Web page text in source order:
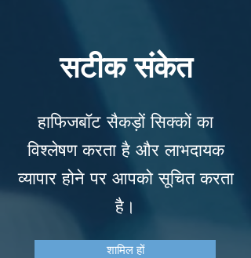
सटीक संकेत
हाफिजबॉट सैकड़ों सिक्कों का
विश्लेषण करता है और लाभदायक
व्यापार होने पर आपको सूचित करता
है।
शामिल हों